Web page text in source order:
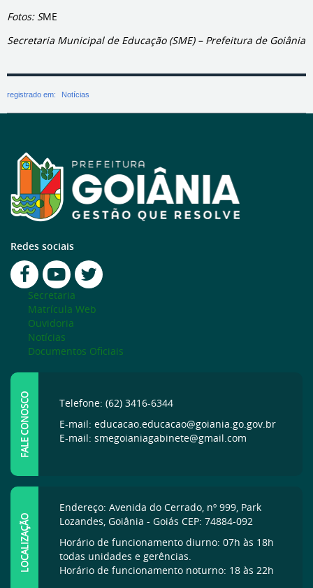
Fotos: SME
Secretaria Municipal de Educação (SME) – Prefeitura de Goiânia
registrado em: Notícias
Redes sociais
Secretaria
Matrícula Web
Ouvidoria
Notícias
Documentos Oficiais
FALE CONOSCO
Telefone: (62) 3416-6344
E-mail: educacao.educacao@goiania.go.gov.br
E-mail: smegoianiagabinete@gmail.com
LOCALIZAÇÃO
Endereço: Avenida do Cerrado, nº 999, Park
Lozandes, Goiânia - Goiás CEP: 74884-092
Horário de funcionamento diurno: 07h às 18h
todas unidades e gerências.
Horário de funcionamento noturno: 18 às 22h